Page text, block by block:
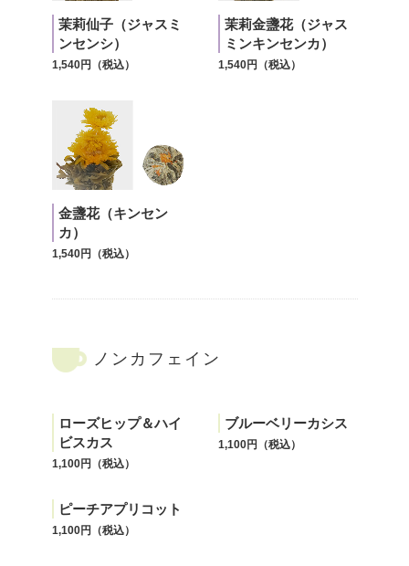
茉莉仙子（ジャスミ
ンセンシ）
1,540円（税込）
茉莉金盞花（ジャス
ミンキンセンカ）
1,540円（税込）
金盞花（キンセン
カ）
1,540円（税込）
ノンカフェイン
ローズヒップ＆ハイ
ビスカス
1,100円（税込）
ブルーベリーカシス
1,100円（税込）
ピーチアプリコット
1,100円（税込）